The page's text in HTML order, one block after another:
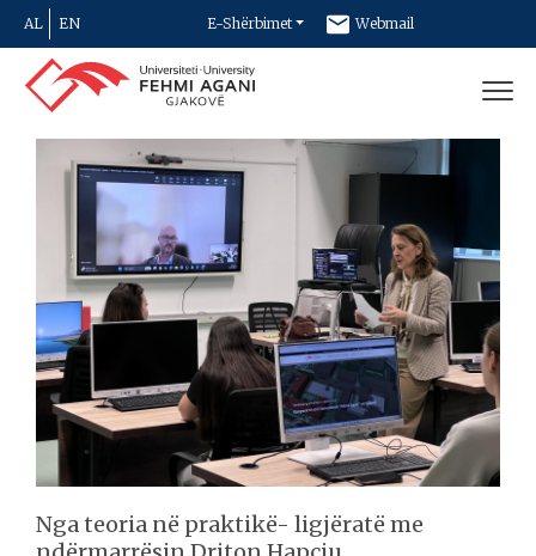
AL EN E-Shërbimet Webmail
Newsletter
Nga teoria në praktikë- ligjëratë me